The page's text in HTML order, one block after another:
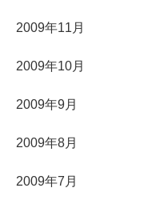
2009年11月
2009年10月
2009年9月
2009年8月
2009年7月